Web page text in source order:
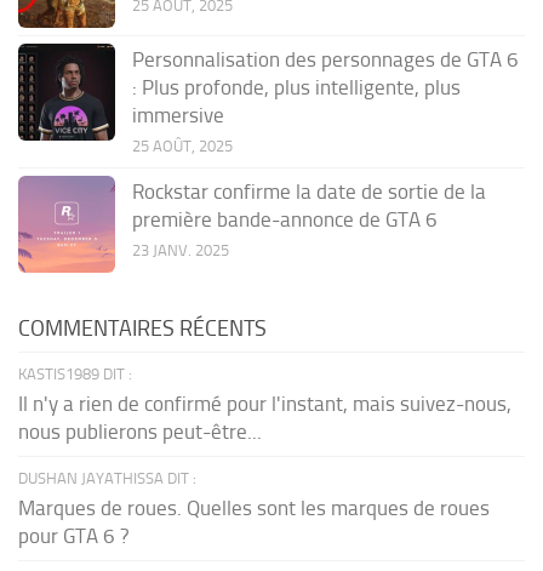
25 AOÛT, 2025
Personnalisation des personnages de GTA 6
: Plus profonde, plus intelligente, plus
immersive
25 AOÛT, 2025
Rockstar confirme la date de sortie de la
première bande-annonce de GTA 6
23 JANV. 2025
COMMENTAIRES RÉCENTS
KASTIS1989 DIT :
Il n'y a rien de confirmé pour l'instant, mais suivez-nous,
nous publierons peut-être...
DUSHAN JAYATHISSA DIT :
Marques de roues. Quelles sont les marques de roues
pour GTA 6 ?